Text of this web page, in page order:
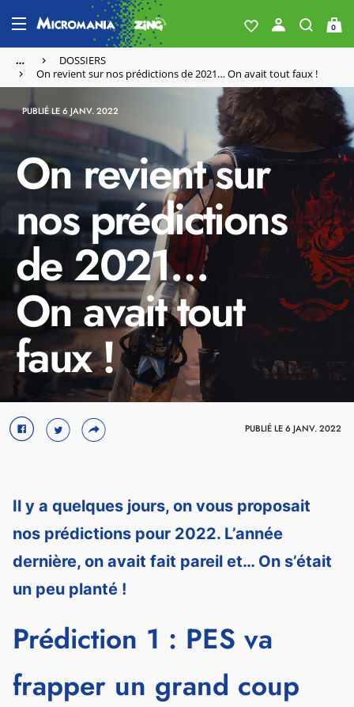
0
…
DOSSIERS
On revient sur nos prédictions de 2021… On avait tout faux !
PUBLIÉ LE 6 JANV. 2022
On revient sur
nos prédictions
de 2021…
On avait tout
faux ! Crédit : CD Projekt RED
PUBLIÉ LE 6 JANV. 2022
Il y a quelques jours, on vous proposait
nos prédictions pour 2022. L’année
dernière, on avait fait pareil et… On s’était
un peu planté !
Prédiction 1 : PES va
frapper un grand coup